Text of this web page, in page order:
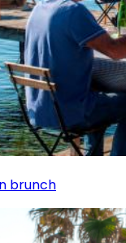
brunch